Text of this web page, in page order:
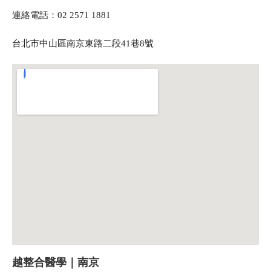
連絡電話：02 2571 1881
台北市中山區南京東路二段41巷8號
越整合醫學｜南京